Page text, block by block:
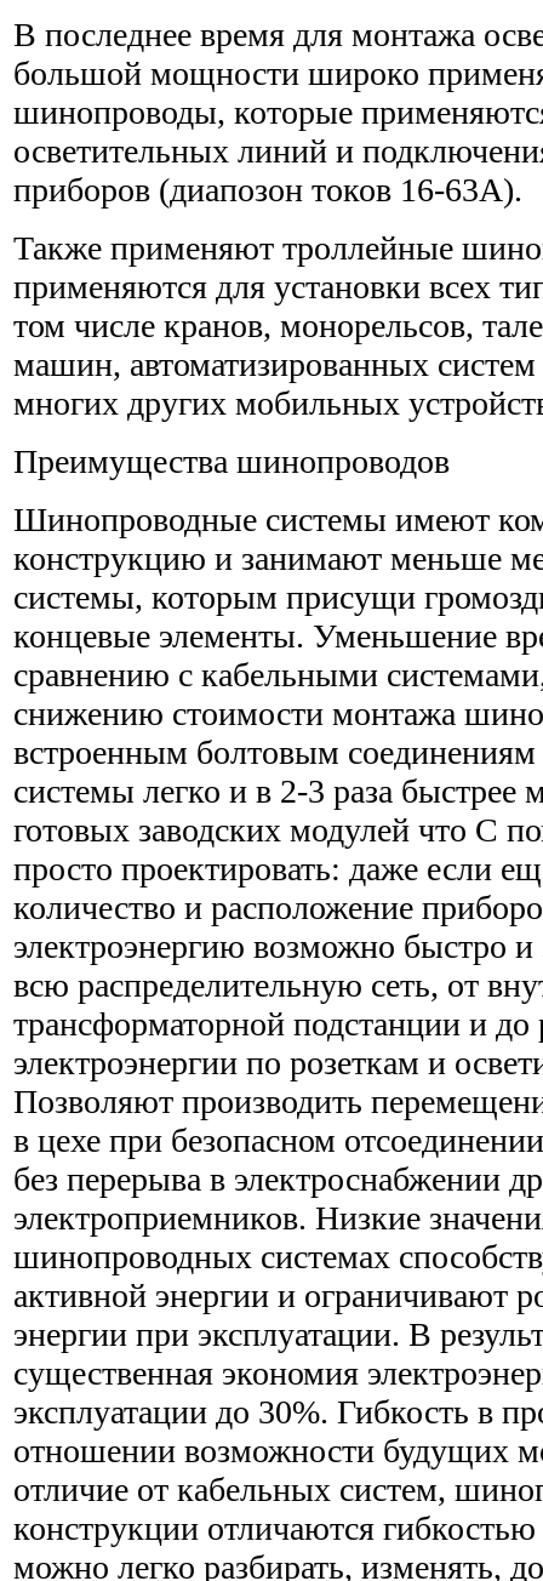
В последнее время для монтажа
большой мощности широко
шинопроводы, которые
осветительных линий и
приборов (диапозон токов 16-63А).
Также применяют троллейные
применяются для установки всех
том числе кранов, монорельсов,
машин, автоматизированных
многих других мобильных
Преимущества шинопроводов
Шинопроводные системы имеют
конструкцию и занимают меньше
системы, которым присущи
концевые элементы. Уменьшение
сравнению с кабельными
снижению стоимости монтажа
встроенным болтовым
системы легко и в 2-3 раза быстрее
готовых заводских модулей что С
просто проектировать: даже если
количество и расположение
электроэнергию возможно быстро
всю распределительную сеть, от
трансформаторной подстанции и до
электроэнергии по розеткам и
Позволяют производить
в цехе при безопасном
без перерыва в электроснабжении
электроприемников. Низкие
шинопроводных системах
активной энергии и ограничивают
энергии при эксплуатации. В
существенная экономия
эксплуатации до 30%. Гибкость в
отношении возможности будущих
отличие от кабельных систем,
конструкции отличаются
можно легко разбирать, изменять,